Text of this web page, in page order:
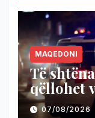
MAQEDONI
Të
qëllohet
persona
07/08/2026